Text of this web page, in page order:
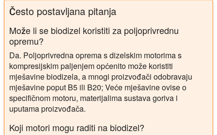
Često postavljana pitanja
Može li se biodizel koristiti za poljoprivrednu
opremu?
Da. Poljoprivredna oprema s dizelskim motorima s
kompresijskim paljenjem općenito može koristiti
mješavine biodizela, a mnogi proizvođači odobravaju
mješavine poput B5 ili B20; Veće mješavine ovise o
specifičnom motoru, materijalima sustava goriva i
uputama proizvođača.
Koji motori mogu raditi na biodizel?